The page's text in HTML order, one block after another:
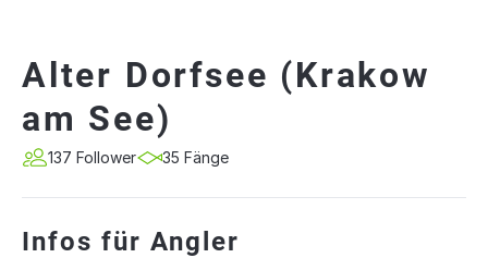
Alter Dorfsee (Krakow
am See)
137 Follower 35 Fänge
Infos für Angler